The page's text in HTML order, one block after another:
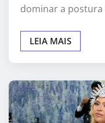
dominar a
LEIA MAIS